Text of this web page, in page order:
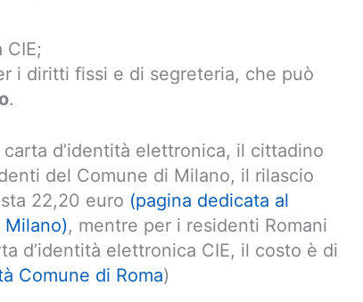
i diritti fissi e di segreteria, che può
.
d’identità elettronica, il cittadino
del Comune di Milano, il rilascio
22,20 euro (pagina dedicata al
, mentre per i residenti Romani
d’identità elettronica CIE, il costo è di
Comune di Roma)